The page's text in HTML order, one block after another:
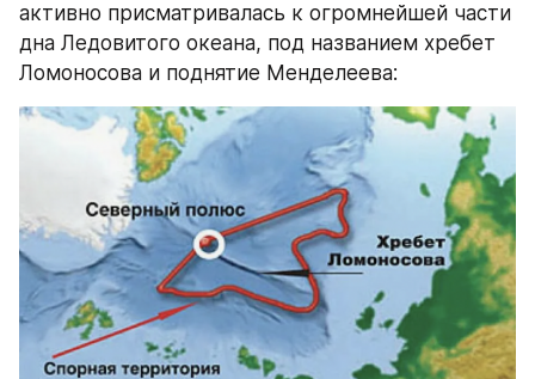
активно присматривалась к огромнейшей части
дна Ледовитого океана, под названием хребет
Ломоносова и поднятие Менделеева: